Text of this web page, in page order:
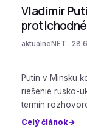
Vladimir
aktualneNET ·
Putin v Minsku
riešenie rusko-
termín
Celý článok